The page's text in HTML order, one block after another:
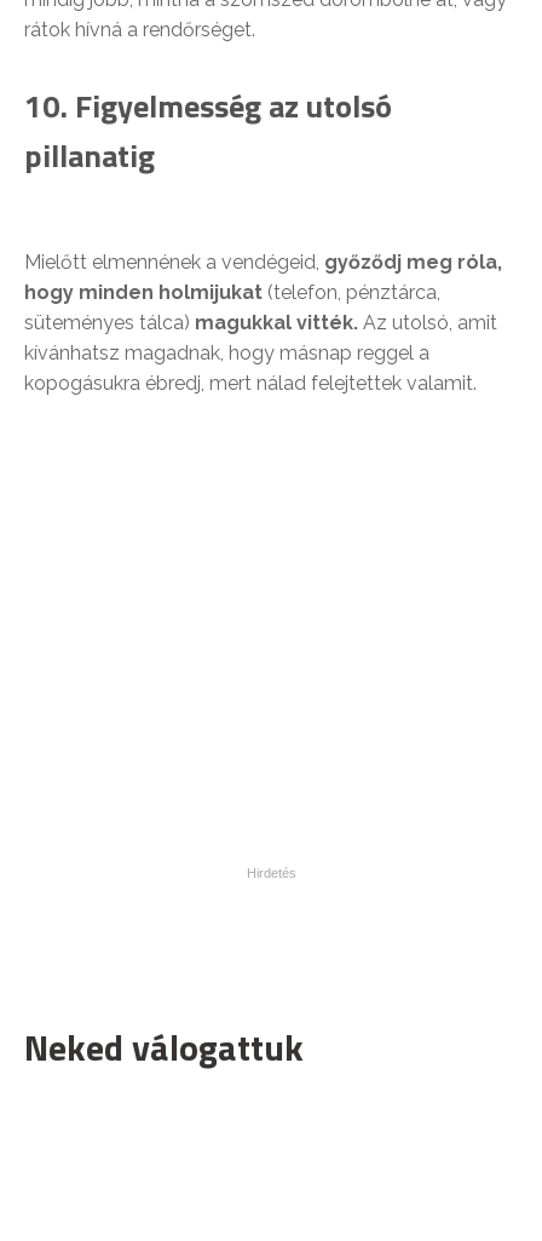
rátok hívná a rendőrséget.
10. Figyelmesség az utolsó
pillanatig
Mielőtt elmennének a vendégeid, győződj meg róla,
hogy minden holmijukat (telefon, pénztárca,
süteményes tálca) magukkal vitték. Az utolsó, amit
kívánhatsz magadnak, hogy másnap reggel a
kopogásukra ébredj, mert nálad felejtettek valamit.
Neked válogattuk